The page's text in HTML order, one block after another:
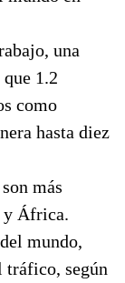
una
1.2
como
hasta diez
más
y África.
mundo,
tráfico, según